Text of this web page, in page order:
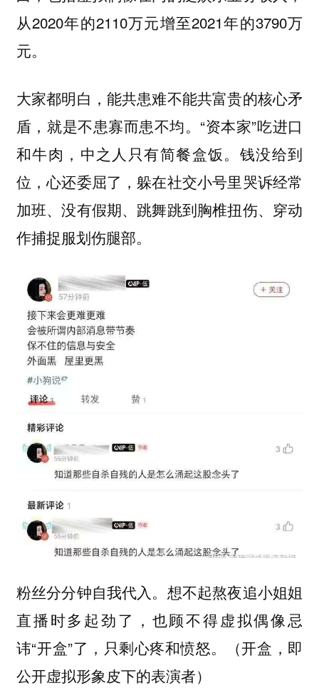
从2020年的2110万元增至2021年的3790万
元。
大家都明白，能共患难不能共富贵的核心矛
盾，就是不患寡而患不均。“资本家”吃进口
和牛肉，中之人只有简餐盒饭。钱没给到
位，心还委屈了，躲在社交小号里哭诉经常
加班、没有假期、跳舞跳到胸椎扭伤、穿动
作捕捉服划伤腿部。
粉丝分分钟自我代入。想不起熬夜追小姐姐
直播时多起劲了，也顾不得虚拟偶像忌
讳“开盒”了，只剩心疼和愤怒。（开盒，即
公开虚拟形象皮下的表演者）